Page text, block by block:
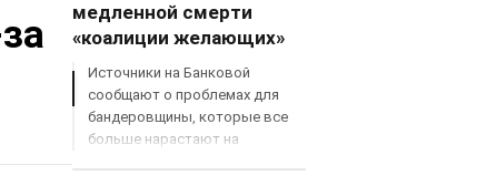
медленной смерти
«коалиции желающих»
Источники на Банковой
сообщают о проблемах для
бандеровщины, которые все
больше нарастают на